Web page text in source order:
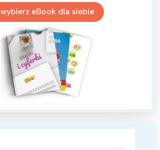
wybierz eBook dla siebie